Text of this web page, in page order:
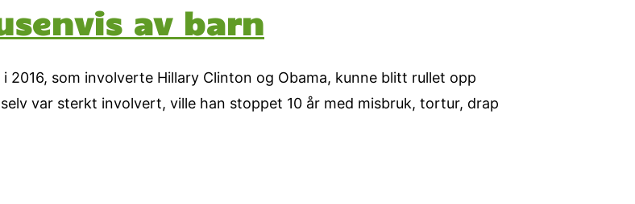
av barn
som involverte Hillary Clinton og Obama, kunne blitt rullet opp
var sterkt involvert, ville han stoppet 10 år med misbruk, tortur, drap